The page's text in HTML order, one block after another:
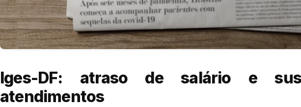
Iges-DF: atraso de salário e
atendimentos